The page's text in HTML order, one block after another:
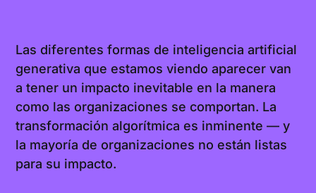
Las diferentes formas de inteligencia artificial
generativa que estamos viendo aparecer van
a tener un impacto inevitable en la manera
como las organizaciones se comportan. La
transformación algorítmica es inminente — y
la mayoría de organizaciones no están listas
para su impacto.